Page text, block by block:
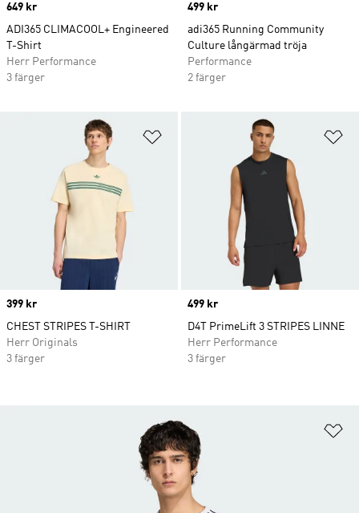
Price
649 kr
ADI365 CLIMACOOL+ Engineered
T-Shirt
Herr Performance
3 färger
Price
499 kr
adi365 Running Community
Culture långärmad tröja
Performance
2 färger
Lägg till på önskelistan
Price
399 kr
CHEST STRIPES T-SHIRT
Herr Originals
3 färger
Price
499 kr
D4T PrimeLift 3 STRIPES LINNE
Herr Performance
3 färger